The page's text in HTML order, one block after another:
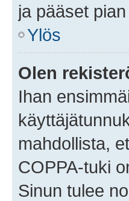
ja pääset
Ylös
Olen
Ihan
mahdollista,
COPPA-tuki
Sinun tulee